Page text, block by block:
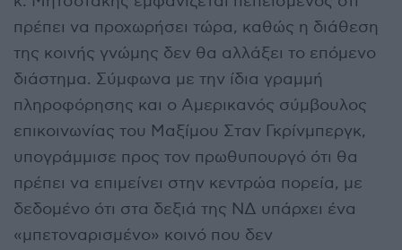
πρέπει να προχωρήσει τώρα, καθώς η διάθεση
της κοινής γνώμης δεν θα αλλάξει το επόμενο
διάστημα. Σύμφωνα με την ίδια γραμμή
πληροφόρησης και ο Αμερικανός σύμβουλος
επικοινωνίας του Μαξίμου Σταν Γκρίνμπεργκ,
υπογράμμισε προς τον πρωθυπουργό ότι θα
πρέπει να επιμείνει στην κεντρώα πορεία, με
δεδομένο ότι στα δεξιά της ΝΔ υπάρχει ένα
«μπετοναρισμένο» κοινό που δεν